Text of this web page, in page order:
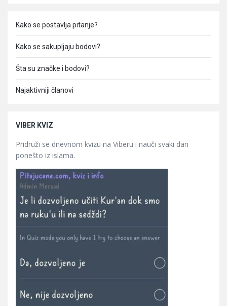
Kako se postavlja pitanje?
Kako se sakupljaju bodovi?
Šta su značke i bodovi?
Najaktivniji članovi
VIBER KVIZ
Pridruži se dnevnom kvizu na Viberu i nauči svaki dan
ponešto iz islama.